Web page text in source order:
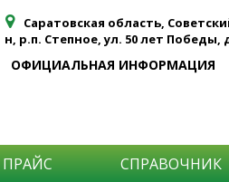
Саратовская область,
н, р.п. Степное, ул. 50 лет Победы,
ОФИЦИАЛЬНАЯ ИНФОРМАЦИЯ
ПРАЙС СПРАВОЧНИК